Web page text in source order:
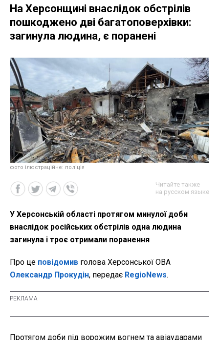
На Херсонщині внаслідок обстрілів
пошкоджено дві багатоповерхівки:
загинула людина, є поранені
фото ілюстраційне: поліція
Читайте также
на русском языке
У Херсонській області протягом минулої доби
внаслідок російських обстрілів одна людина
загинула і троє отримали поранення
Про це повідомив голова Херсонської ОВА
Олександр Прокудін, передає RegioNews.
Протягом доби під ворожим вогнем та авіаударами